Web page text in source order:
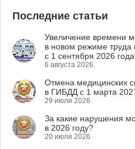
Последние статьи
Увеличение времени
в новом режиме труда
с 1 сентября 2026 года
6 августа 2026
Отмена медицинских
в ГИБДД с 1 марта
29 июля 2026
За какие нарушения
в 2026 году?
20 июля 2026